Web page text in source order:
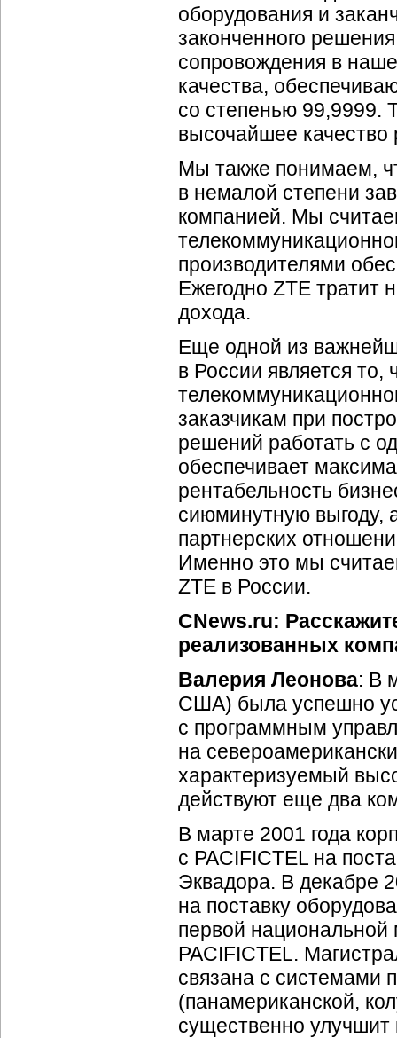
оборудования и
законченного
сопровождения в
качества,
со степенью 99,9999.
высочайшее
Мы также понимаем,
в немалой степени
компанией. Мы
производителями
Ежегодно ZTE тратит
дохода.
Еще одной из
в России является
заказчикам при
решений работать с
обеспечивает
рентабельность
сиюминутную выгоду,
партнерских
Именно это мы
ZTE в России.
CNews.ru:
реализованных
Валерия Леонова: В
США) была успешно
с программным
на
характеризуемый
действуют еще два
В марте 2001 года
с PACIFICTEL на
Эквадора. В декабре
на поставку
первой национальной
PACIFICTEL.
связана с системами
(панамериканской,
существенно